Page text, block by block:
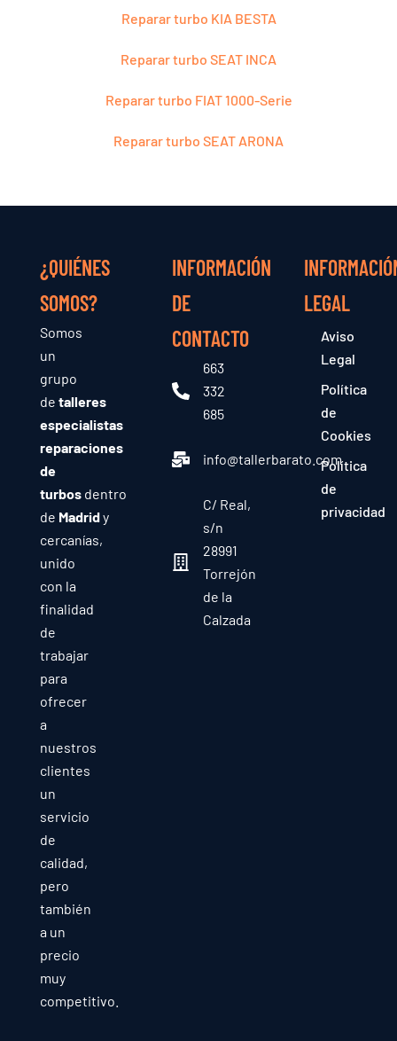
Reparar turbo KIA BESTA
Reparar turbo SEAT INCA
Reparar turbo FIAT 1000-Serie
Reparar turbo SEAT ARONA
¿QUIÉNES
SOMOS?
Somos
un
grupo
de talleres
especialistas
reparaciones
de
turbosdentro
de Madridy
cercanías,
unido
con la
finalidad
de
trabajar
para
ofrecer
a
nuestros
clientes
un
servicio
de
calidad,
pero
también
a un
precio
muy
competitivo.
INFORMACIÓN
DE
CONTACTO
663
332
685
info@tallerbarato.com
C/ Real,
s/n
28991
Torrejón
de la
Calzada
LEGAL
Aviso
Legal
Política
de
Cookies
Política
de
privacidad